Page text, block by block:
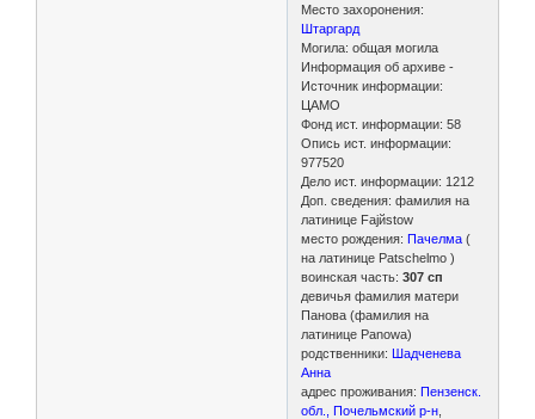
Место захоронения:
Штаргард
Могила: общая могила
Информация об архиве -
Источник информации:
ЦАМО
Фонд ист. информации: 58
Опись ист. информации:
977520
Дело ист. информации: 1212
Доп. сведения: фамилия на
латинице Fajйstow
место рождения:Пачелма(
на латинице Patschelmo )
воинская часть:307 сп
девичья фамилия матери
Панова (фамилия на
латинице Panowa)
родственники: Шадченева
Анна
адрес проживания:Пензенск.
обл., Почельмский р-н